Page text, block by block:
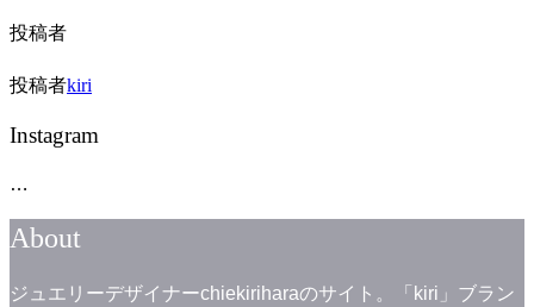
投稿者
投稿者kiri
Instagram
…
About
ジュエリーデザイナーchiekiriharaのサイト。「kiri」ブラン